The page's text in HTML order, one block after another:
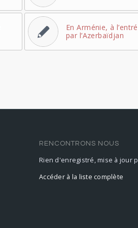
En Arménie, à
par l’Azerbaïdjan
RENCONTRONS NOUS
Rien d'enregistré, mise à jour
Accéder à la liste complète